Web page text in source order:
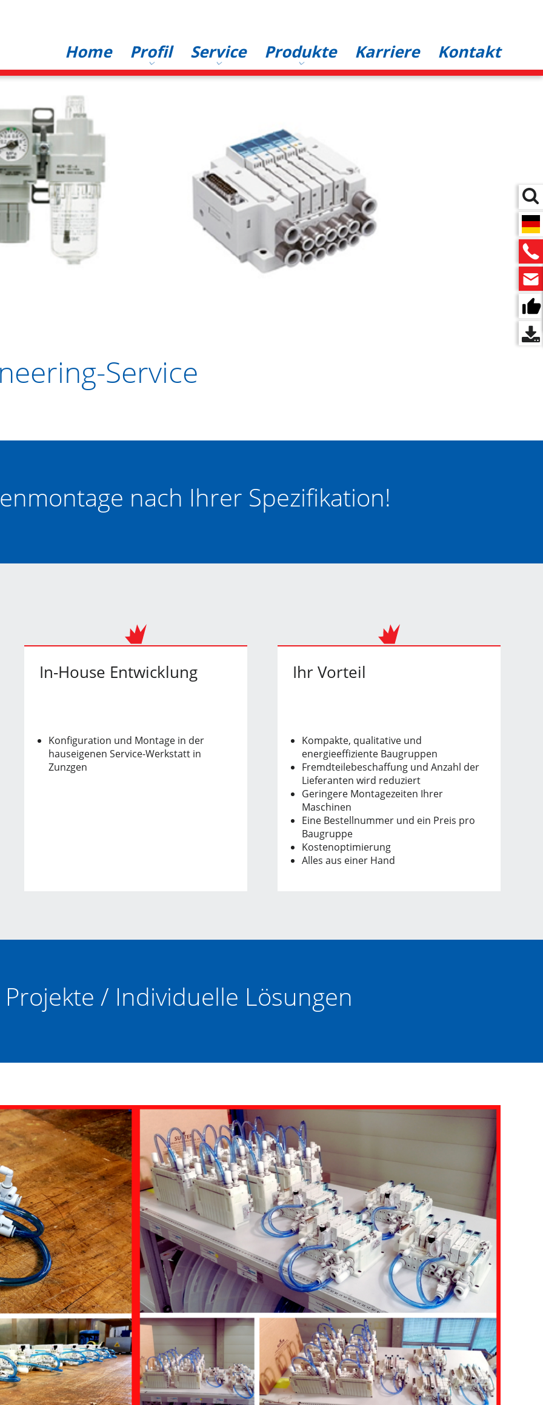
Home Profil Service Produkte Karriere Kontakt
Service
nach Ihrer Spezifikation!
In-House Entwicklung
Konfiguration und Montage in der
hauseigenen Service-Werkstatt in
Zunzgen
Ihr Vorteil
Kompakte, qualitative und
energieeffiziente Baugruppen
Fremdteilebeschaffung und Anzahl der
Lieferanten wird reduziert
Geringere Montagezeiten Ihrer
Maschinen
Eine Bestellnummer und ein Preis pro
Baugruppe
Kostenoptimierung
Alles aus einer Hand
/ Individuelle Lösungen